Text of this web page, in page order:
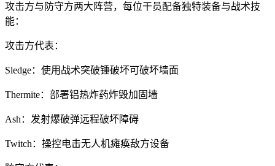
攻击方与防守方两大阵营，每位干员配备独特装备与战术技
能：
攻击方代表：
Sledge：使用战术突破锤破坏可破坏墙面
Thermite：部署铝热炸药炸毁加固墙
Ash：发射爆破弹远程破坏障碍
Twitch：操控电击无人机瘫痪敌方设备